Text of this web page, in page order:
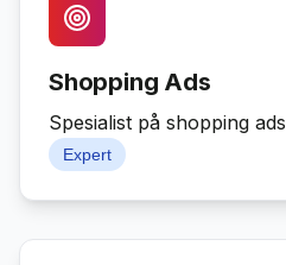
Shopping Ads
Spesialist på shopping ads
Expert